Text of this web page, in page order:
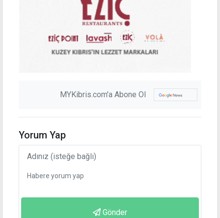
MYKibris.com'a Abone Ol
Yorum Yap
Gönder